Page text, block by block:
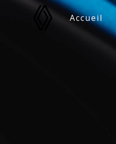
Panneau de gestion des
Accueil